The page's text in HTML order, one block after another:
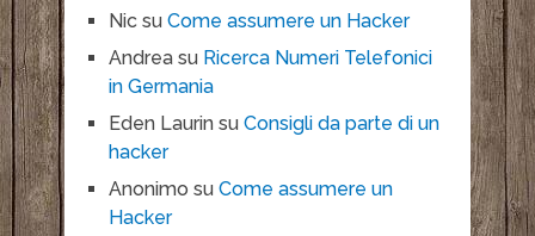
Nicsu Come assumere un Hacker
Andreasu Ricerca Numeri Telefonici
in Germania
Eden Laurinsu Consigli da parte di un
hacker
Anonimo su Come assumere un
Hacker